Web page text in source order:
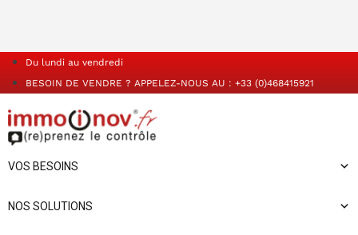
Du lundi au vendredi
BESOIN DE VENDRE ? APPELEZ-NOUS AU : +33 (0)468415921
VOS BESOINS
NOS SOLUTIONS